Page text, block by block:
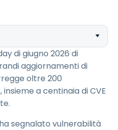
di giugno 2026 di
aggiornamenti di
oltre 200
a centinaia di CVE
segnalato vulnerabilità